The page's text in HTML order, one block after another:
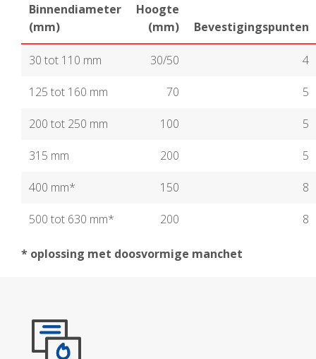
Binnendiameter
(mm)
Hoogte
(mm)
Bevestigingspunten
30 tot 110 mm 30/50 4
125 tot 160 mm 70 5
200 tot 250 mm 100 5
315 mm 200 5
400 mm* 150 8
500 tot 630 mm* 200 8
* oplossing met doosvormige manchet